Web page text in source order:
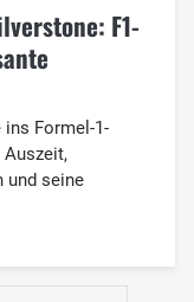
F1-
Formel-1-
Auszeit,
und seine